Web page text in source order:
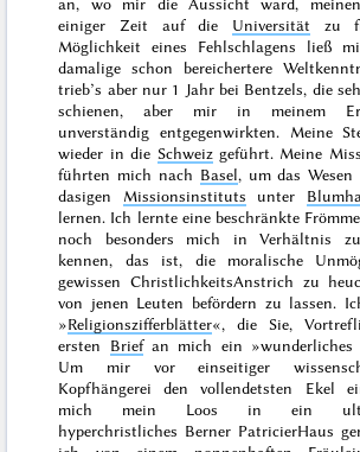
einiger Zeit auf die Universität zu
Möglichkeit eines Fehlschlagens ließ
damalige schon bereichertere
trieb’s aber nur 1 Jahr bei Bentzels, die
schienen, aber mir in meinem
unverständig entgegenwirkten. Meine
wieder in die Schweizgeführt. Meine
führten mich nach Basel, um das
dasigen Missionsinstituts unter
lernen. Ich lernte eine beschränkte
noch besonders mich in Verhältnis
kennen, das ist, die moralische
gewissen ChristlichkeitsAnstrich zu
von jenen Leuten befördern zu lassen.
»Religionszifferblätter«,die Sie,
ersten Briefan mich ein »wunderliches
Um mir vor einseitiger
Kopfhängerei den vollendetsten Ekel
mich mein Loos in ein
hyperchristliches Berner PatricierHaus